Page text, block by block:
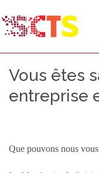
Vous êtes
entreprise
Que pouvons nous